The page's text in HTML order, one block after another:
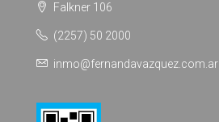
Falkner 106
(2257) 50 2000
inmo@fernandavazquez.com.ar